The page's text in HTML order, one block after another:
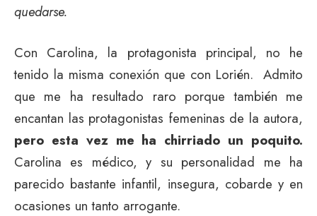
quedarse.
Con Carolina, la protagonista principal, no he
tenido la misma conexión que con Lorién. Admito
que me ha resultado raro porque también me
encantan las protagonistas femeninas de la autora,
pero esta vez me ha chirriado un poquito.
Carolina es médico, y su personalidad me ha
parecido bastante infantil, insegura, cobarde y en
ocasiones un tanto arrogante.